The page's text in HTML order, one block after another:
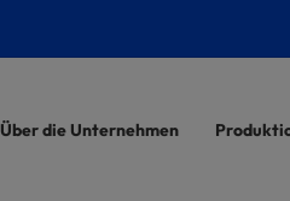
Über die Unternehmen